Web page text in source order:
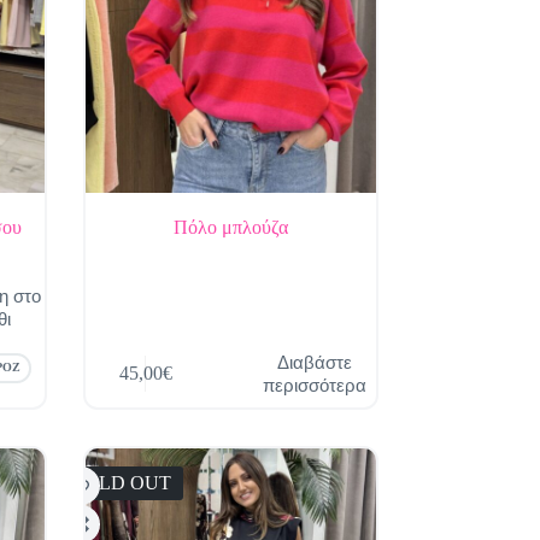
στο
Πόλο μπλούζα
45,00€
Διαβάστε
περισσότερα
SOLD OUT